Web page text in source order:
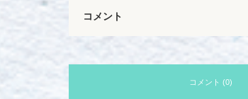
コメント
コメント (0)